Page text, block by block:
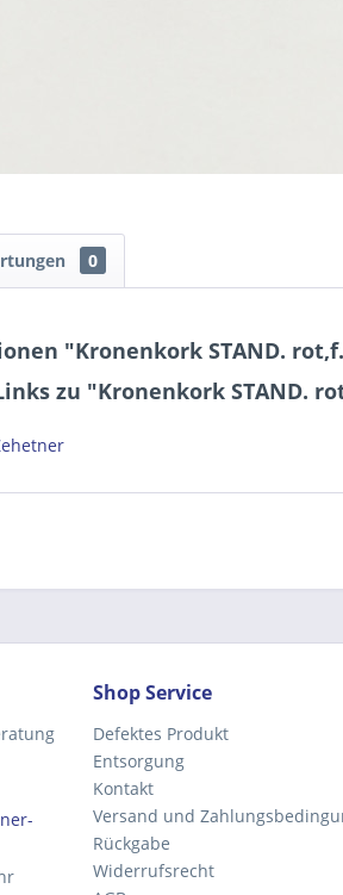
0
"Kronenkork STAND.
zu "Kronenkork STAND.
Shop Service
Defektes Produkt
Entsorgung
Kontakt
Versand und
Rückgabe
Widerrufsrecht